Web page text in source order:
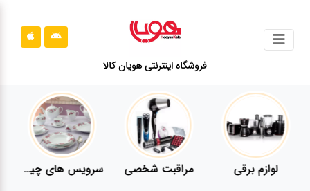
فروشگاه اینترنتی هویان کالا
محصولات
قوانین
سایت
ارتباطلوازم برقی مراقبت شخصی سرویس های چینی زرین